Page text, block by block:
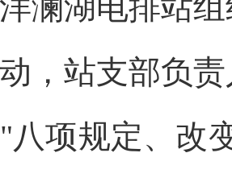
澜湖电排站
，站支部负
八项规定、改